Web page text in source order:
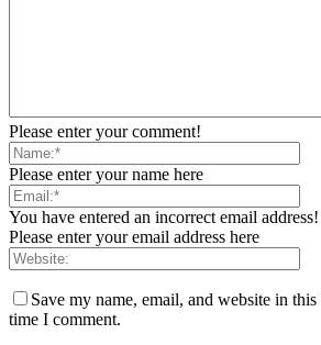
Please enter your comment!
Please enter your name here
You have entered an incorrect email address!
Please enter your email address here
Save my name, email, and website in
time I comment.